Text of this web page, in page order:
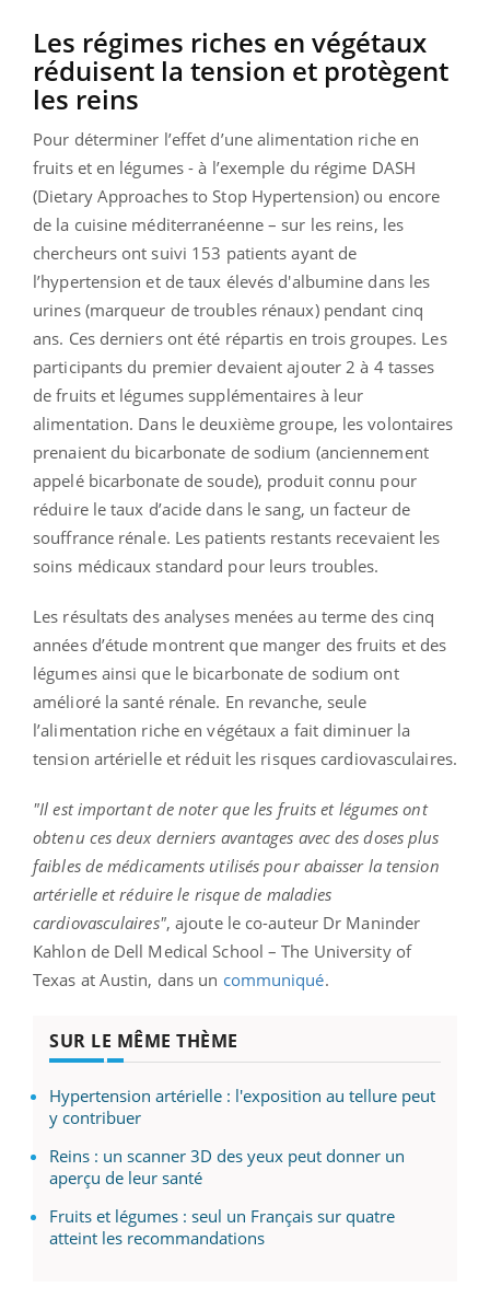
Les régimes riches en végétaux
réduisent la tension et protègent
les reins
Pour déterminer l’effet d’une alimentation riche en
fruits et en légumes - à l’exemple du régime DASH
(Dietary Approaches to Stop Hypertension) ou encore
de la cuisine méditerranéenne – sur les reins, les
chercheurs ont suivi 153 patients ayant de
l’hypertension et de taux élevés d'albumine dans les
urines (marqueur de troubles rénaux) pendant cinq
ans. Ces derniers ont été répartis en trois groupes. Les
participants du premier devaient ajouter 2 à 4 tasses
de fruits et légumes supplémentaires à leur
alimentation. Dans le deuxième groupe, les volontaires
prenaient du bicarbonate de sodium (anciennement
appelé bicarbonate de soude), produit connu pour
réduire le taux d’acide dans le sang, un facteur de
souffrance rénale. Les patients restants recevaient les
soins médicaux standard pour leurs troubles.
Les résultats des analyses menées au terme des cinq
années d’étude montrent que manger des fruits et des
légumes ainsi que le bicarbonate de sodium ont
amélioré la santé rénale. En revanche, seule
l’alimentation riche en végétaux a fait diminuer la
tension artérielle et réduit les risques cardiovasculaires.
"Il est important de noter que les fruits et légumes ont
obtenu ces deux derniers avantages avec des doses plus
faibles de médicaments utilisés pour abaisser la tension
artérielle et réduire le risque de maladies
cardiovasculaires", ajoute le co-auteur Dr Maninder
Kahlon de Dell Medical School – The University of
Texas at Austin, dans un communiqué.
SUR LE MÊME THÈME
Hypertension artérielle : l'exposition au tellure peut
y contribuer
Reins : un scanner 3D des yeux peut donner un
aperçu de leur santé
Fruits et légumes : seul un Français sur quatre
atteint les recommandations